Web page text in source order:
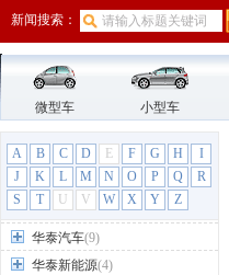
新闻搜索：
微型车 小型车
A B C D E F G H
I
J
K L M N O P Q
R
S
T U V W X Y Z
昊铂(2)
合创(1)
恒天汽车
红旗(12)
华晨雷诺(1)
华人运通(1)
华颂(1)
华泰汽车(9)
华泰新能源(4)